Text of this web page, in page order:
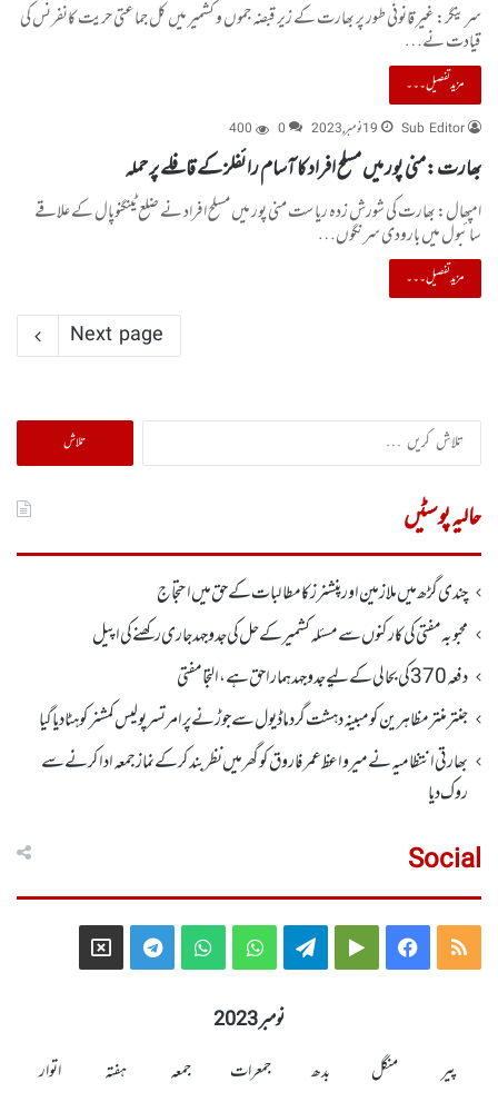
سرینگر: غیر قانونی طور پر بھارت کے زیر قبضہ جموں و کشمیر میں کل جماعتی حریت کانفرنس کی
قیادت نے…
مزید تفصیل۔۔۔
Sub Editor 19 نومبر, 2023 0
400
بھارت :منی پور میں مسلح افراد کا آسام رائفلز کے قافلے پر حملہ
امپھال: بھارت کی شورش زدہ ریاست منی پور میں مسلح افراد نے ضلع ٹینگنوپال کے علاقے
سائبول میں بارودی سرنگوں…
مزید تفصیل۔۔۔
Next page
تلاش
کریں
حالیہ پوسٹیں
چندی گڑھ میں ملازمین اور پنشنرز کا مطالبات کے حق میں احتجاج
محبوبہ مفتی کی کارکنوں سے مسئلہ کشمیر کے حل کی جدوجہد جاری رکھنے کی اپیل
دفعہ370کی بحالی کے لیے جدوجہد ہمارا حق ہے، التجا مفتی
جنتر منتر مظاہرین کو مبینہ دہشت گرد ماڈیول سے جوڑنے پر امرتسر پولیس کمشنر کو ہٹا دیاگیا
بھارتی انتظامیہ نے میر واعظ عمر فاروق کو گھر میں نظر بندکر کے نماز جمعہ ادا کرنے سے
روک دیا
Social
RSS
Facebook
Google
Telegram
WhatsApp
WhatsApp
Telegram
X
نومبر 2023
پیر
منگل بدھ جمعرات جمعہ ہفتہ
اتوار